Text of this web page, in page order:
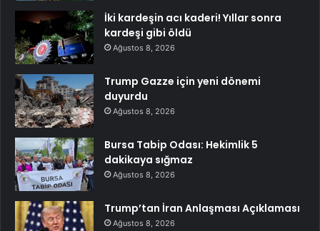
İki kardeşin acı kaderi! Yıllar sonra
kardeşi gibi öldü
Ağustos 8, 2026
Trump Gazze için yeni dönemi
duyurdu
Ağustos 8, 2026
Bursa Tabip Odası: Hekimlik 5
dakikaya sığmaz
Ağustos 8, 2026
Trump’tan İran Anlaşması Açıklaması
Ağustos 8, 2026